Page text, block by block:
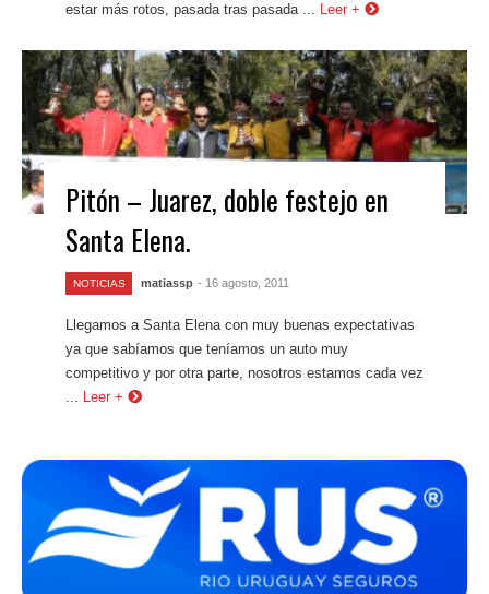
estar más rotos, pasada tras pasada ... Leer +
Pitón – Juarez, doble festejo en
Santa Elena.
NOTICIAS matiassp - 16 agosto, 2011
Llegamos a Santa Elena con muy buenas expectativas
ya que sabíamos que teníamos un auto muy
competitivo y por otra parte, nosotros estamos cada vez
... Leer +